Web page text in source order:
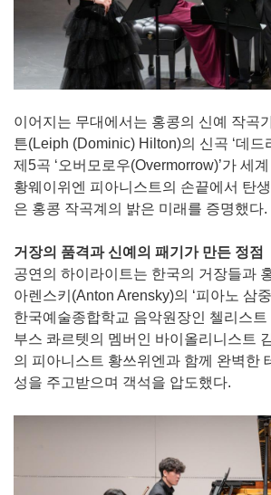
이어지는 무대에서는 홍콩의 신예 작곡
튼(Leiph (Dominic) Hilton)의 신곡 ‘데드
제5곡 ‘오버모로우(Overmorrow)’가 세
황웨이위엔 피아니스트의 손끝에서 탄
은 홍콩 작곡계의 밝은 미래를 증명했다.
거장의 품격과 신예의 패기가 만든 정점
공연의 하이라이트는 한국의 거장들과
아렌스키(Anton Arensky)의 ‘피아노 삼
한국예술종합학교 음악원장인 첼리스
부스 콰르텟의 멤버인 바이올리니스트
의 피아니스트 황쓰위엔과 함께 완벽한
성을 주고받으며 객석을 압도했다.